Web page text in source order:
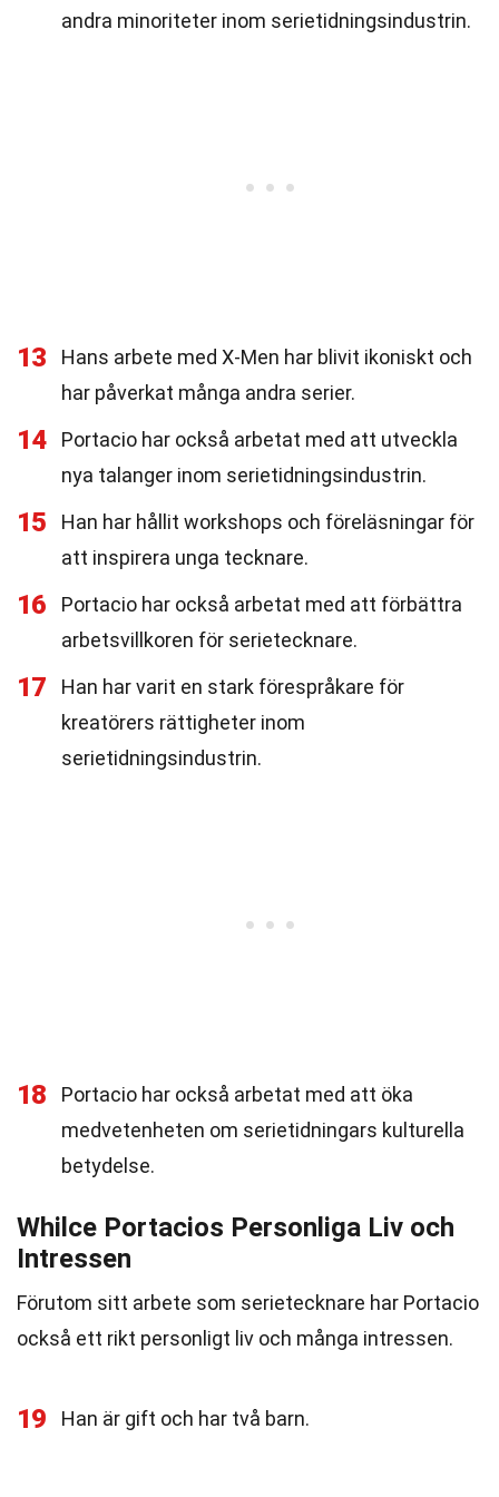
andra minoriteter inom serietidningsindustrin.
13
Hans arbete med X-Men har blivit ikoniskt och
har påverkat många andra serier.
14
Portacio har också arbetat med att utveckla
nya talanger inom serietidningsindustrin.
15
Han har hållit workshops och föreläsningar för
att inspirera unga tecknare.
16
Portacio har också arbetat med att förbättra
arbetsvillkoren för serietecknare.
17
Han har varit en stark förespråkare för
kreatörers rättigheter inom
serietidningsindustrin.
18
Portacio har också arbetat med att öka
medvetenheten om serietidningars kulturella
betydelse.
Whilce Portacios Personliga Liv och
Intressen
Förutom sitt arbete som serietecknare har Portacio
också ett rikt personligt liv och många intressen.
19 Han är gift och har två barn.